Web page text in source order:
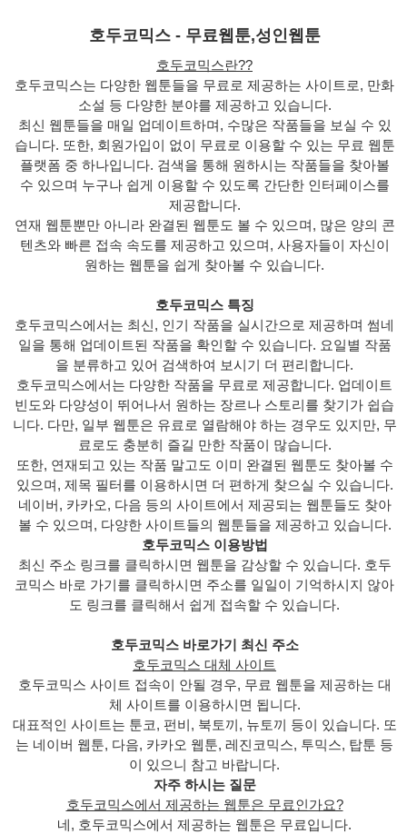
호두코믹스 - 무료웹툰,성인웹툰
호두코믹스란??
호두코믹스는 다양한 웹툰들을 무료로 제공하는 사이트로, 만화
소설 등 다양한 분야를 제공하고 있습니다.
최신 웹툰들을 매일 업데이트하며, 수많은 작품들을 보실 수 있
습니다. 또한, 회원가입이 없이 무료로 이용할 수 있는 무료 웹툰
플랫폼 중 하나입니다. 검색을 통해 원하시는 작품들을 찾아볼
수 있으며 누구나 쉽게 이용할 수 있도록 간단한 인터페이스를
제공합니다.
연재 웹툰뿐만 아니라 완결된 웹툰도 볼 수 있으며, 많은 양의 콘
텐츠와 빠른 접속 속도를 제공하고 있으며, 사용자들이 자신이
원하는 웹툰을 쉽게 찾아볼 수 있습니다.
호두코믹스 특징
호두코믹스에서는 최신, 인기 작품을 실시간으로 제공하며 썸네
일을 통해 업데이트된 작품을 확인할 수 있습니다. 요일별 작품
을 분류하고 있어 검색하여 보시기 더 편리합니다.
호두코믹스에서는 다양한 작품을 무료로 제공합니다. 업데이트
빈도와 다양성이 뛰어나서 원하는 장르나 스토리를 찾기가 쉽습
니다. 다만, 일부 웹툰은 유료로 열람해야 하는 경우도 있지만, 무
료로도 충분히 즐길 만한 작품이 많습니다.
또한, 연재되고 있는 작품 말고도 이미 완결된 웹툰도 찾아볼 수
있으며, 제목 필터를 이용하시면 더 편하게 찾으실 수 있습니다.
네이버, 카카오, 다음 등의 사이트에서 제공되는 웹툰들도 찾아
볼 수 있으며, 다양한 사이트들의 웹툰들을 제공하고 있습니다.
호두코믹스 이용방법
최신 주소 링크를 클릭하시면 웹툰을 감상할 수 있습니다. 호두
코믹스 바로 가기를 클릭하시면 주소를 일일이 기억하시지 않아
도 링크를 클릭해서 쉽게 접속할 수 있습니다.
호두코믹스 바로가기 최신 주소
호두코믹스 대체 사이트
호두코믹스 사이트 접속이 안될 경우, 무료 웹툰을 제공하는 대
체 사이트를 이용하시면 됩니다.
대표적인 사이트는 툰코, 펀비, 북토끼, 뉴토끼 등이 있습니다. 또
는 네이버 웹툰, 다음, 카카오 웹툰, 레진코믹스, 투믹스, 탑툰 등
이 있으니 참고 바랍니다.
자주 하시는 질문
호두코믹스에서 제공하는 웹툰은 무료인가요?
네, 호두코믹스에서 제공하는 웹툰은 무료입니다.